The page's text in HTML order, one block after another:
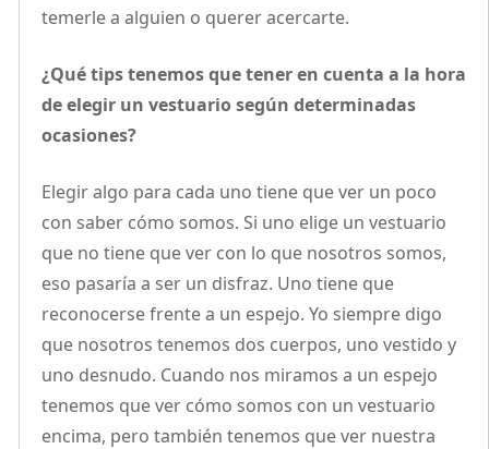
temerle a alguien o querer acercarte.
¿Qué tips tenemos que tener en cuenta a la hora
de elegir un vestuario según determinadas
ocasiones?
Elegir algo para cada uno tiene que ver un poco
con saber cómo somos. Si uno elige un vestuario
que no tiene que ver con lo que nosotros somos,
eso pasaría a ser un disfraz. Uno tiene que
reconocerse frente a un espejo. Yo siempre digo
que nosotros tenemos dos cuerpos, uno vestido y
uno desnudo. Cuando nos miramos a un espejo
tenemos que ver cómo somos con un vestuario
encima, pero también tenemos que ver nuestra